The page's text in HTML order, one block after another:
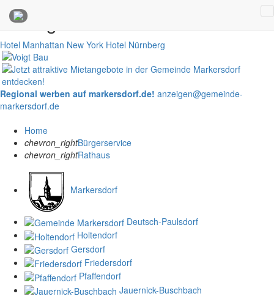
Anzeigen
Hotel Manhattan New York Hotel Nürnberg
Regional werben auf markersdorf.de! anzeigen@gemeinde-
markersdorf.de
Home
chevron_rightBürgerservice
chevron_rightRathaus
Markersdorf
Deutsch-Paulsdorf
Holtendorf
Gersdorf
Friedersdorf
Pfaffendorf
Jauernick-Buschbach